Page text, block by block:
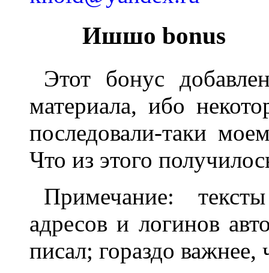
Ишшо bonus
Этот бонус
материала, ибо
последовали-таки
Что из этого
Примечание:
адресов и логинов
писал; гораздо важнее,